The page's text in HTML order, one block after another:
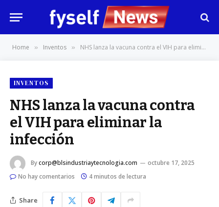
Home » Inventos » NHS lanza la vacuna contra el VIH para eliminar la infección
INVENTOS
NHS lanza la vacuna contra
el VIH para eliminar la
infección
Bycorp@blsindustriaytecnologia.com
octubre 17, 2025
No hay comentarios
4 minutos de lectura
Share